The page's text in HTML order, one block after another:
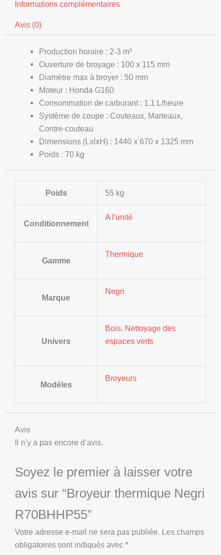
Informations complémentaires
Avis (0)
Production horaire : 2-3 m³
Ouverture de broyage : 100 x 115 mm
Diamètre max à broyer : 50 mm
Moteur : Honda G160
Consommation de carburant : 1.1 L/heure
Système de coupe : Couteaux, Marteaux,
Contre-couteau
Dimensions (LxlxH) : 1440 x 670 x 1325 mm
Poids : 70 kg
Poids 55 kg
Conditionnement
A l'unité
Gamme
Thermique
Marque
Negri
Univers
Bois, Nettoyage des
espaces verts
Modèles
Broyeurs
Avis
Il n’y a pas encore d’avis.
Soyez le premier à laisser votre
avis sur “Broyeur thermique Negri
R70BHHP55”
Votre adresse e-mail ne sera pas publiée. Les champs
obligatoires sont indiqués avec *